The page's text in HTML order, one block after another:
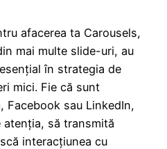
afacerea ta Carousels,
mai multe slide-uri, au
în strategia de
mici. Fie că sunt
Facebook sau LinkedIn,
atenția, să transmită
interacțiunea cu